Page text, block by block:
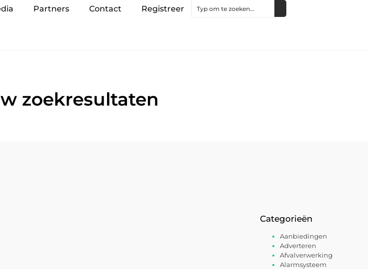
Partners Contact Registreer
zoekresultaten
Categorieën
Aanbiedingen
Adverteren
Afvalverwerking
Alarmsysteem